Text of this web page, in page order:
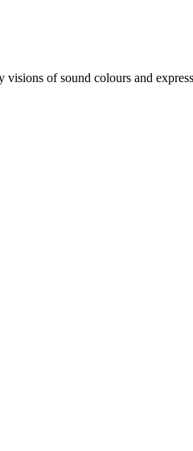
of sound colours and